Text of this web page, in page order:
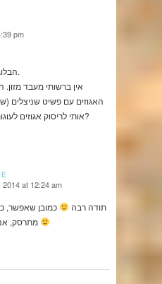
pm
הבלוג שלך משובב נפש.
אין ברשותי מעבד
האגוזים עם פשיט שניצלים
אותי לריסוק אגוזים לעוגות) ולהתקדם משם?
2014 at 12:24 am
תודה רבה
כמובן שאפשר,